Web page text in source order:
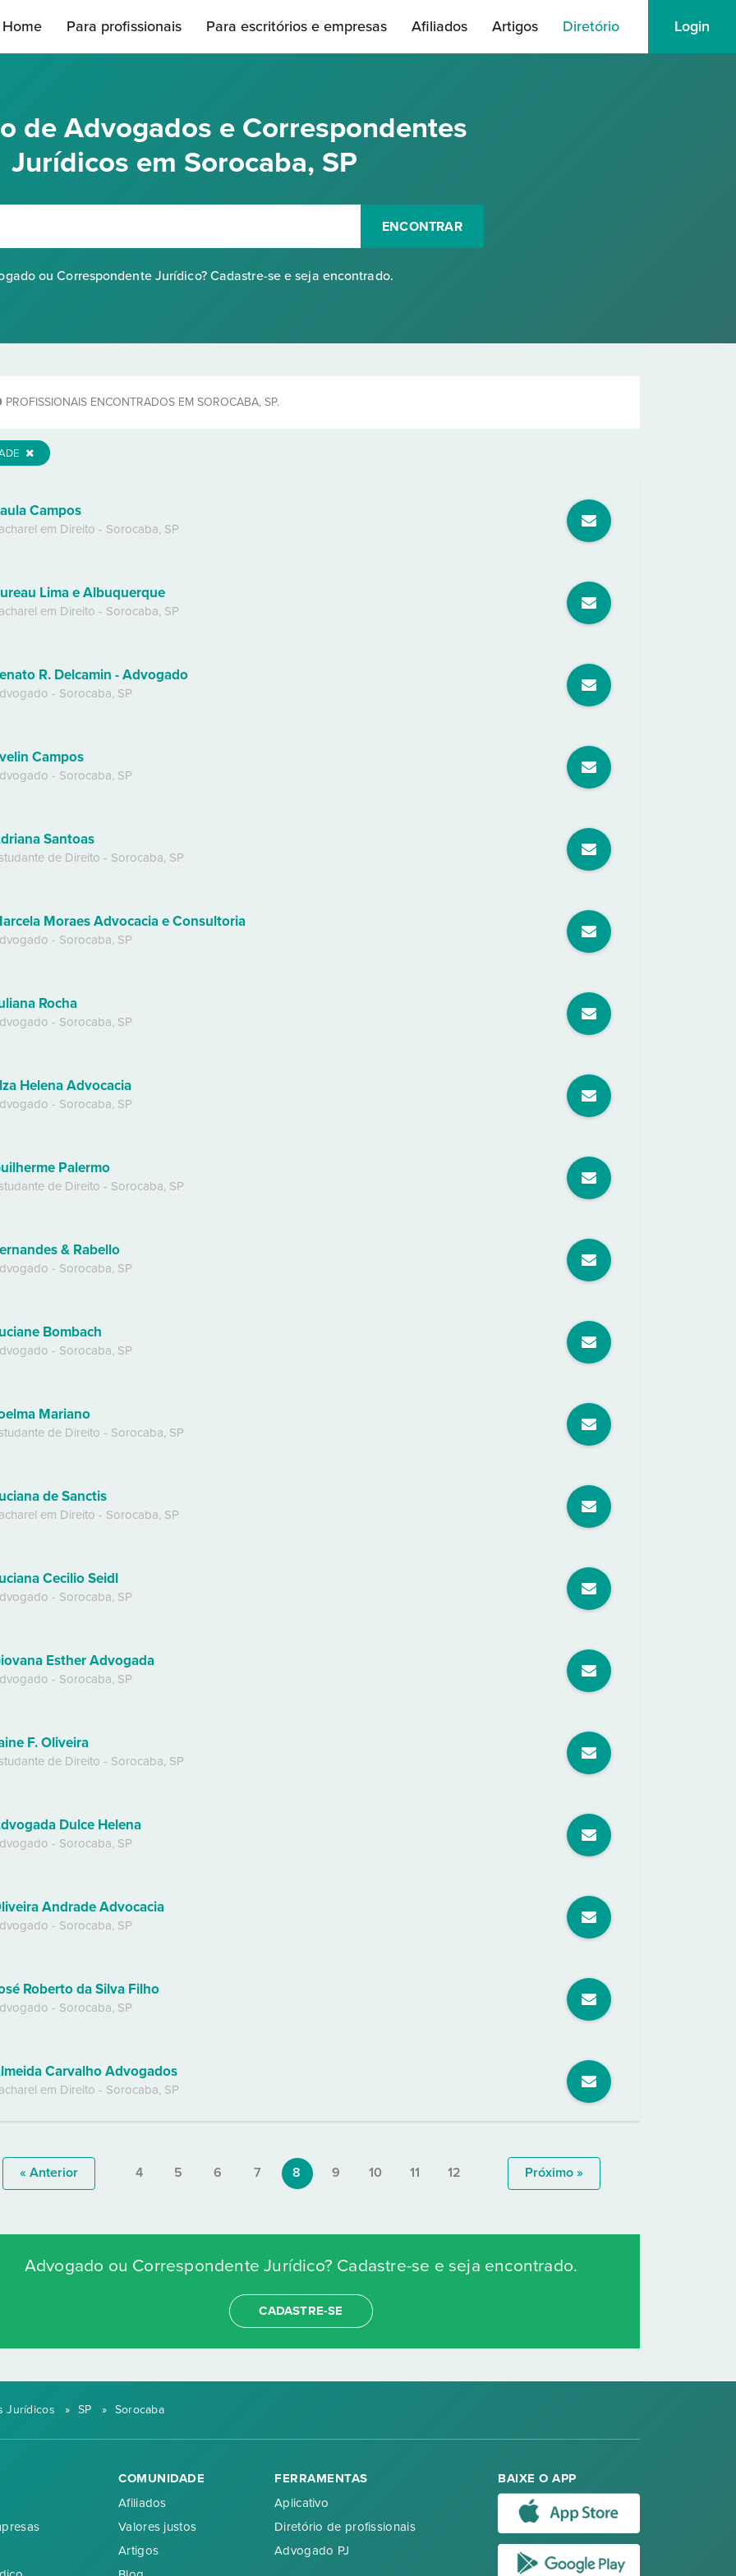
Home Para profissionais Para escritórios e empresas Afiliados Artigos Diretório Login
de Advogados e Correspondentes
Jurídicos em Sorocaba, SP
ENCONTRAR
ou Correspondente Jurídico? Cadastre-se e seja encontrado.
PROFISSIONAIS ENCONTRADOS EM SOROCABA, SP.
Campos
em Direito - Sorocaba, SP
Lima e Albuquerque
em Direito - Sorocaba, SP
R. Delcamin - Advogado
- Sorocaba, SP
Campos
- Sorocaba, SP
Santoas
de Direito - Sorocaba, SP
Moraes Advocacia e Consultoria
- Sorocaba, SP
Rocha
- Sorocaba, SP
Helena Advocacia
- Sorocaba, SP
Palermo
de Direito - Sorocaba, SP
& Rabello
- Sorocaba, SP
Bombach
- Sorocaba, SP
Mariano
de Direito - Sorocaba, SP
de Sanctis
em Direito - Sorocaba, SP
Cecilio Seidl
- Sorocaba, SP
Esther Advogada
- Sorocaba, SP
F. Oliveira
de Direito - Sorocaba, SP
Dulce Helena
- Sorocaba, SP
Andrade Advocacia
- Sorocaba, SP
Roberto da Silva Filho
- Sorocaba, SP
Carvalho Advogados
em Direito - Sorocaba, SP
« Anterior 4 5 6 7 8 9 10 11 12 Próximo »
Advogado ou Correspondente Jurídico? Cadastre-se e seja encontrado.
CADASTRE-SE
Jurídicos » SP » Sorocaba
COMUNIDADE
Afiliados
Valores justos
Artigos
FERRAMENTAS
Aplicativo
Diretório de profissionais
Advogado PJ
BAIXE O APP